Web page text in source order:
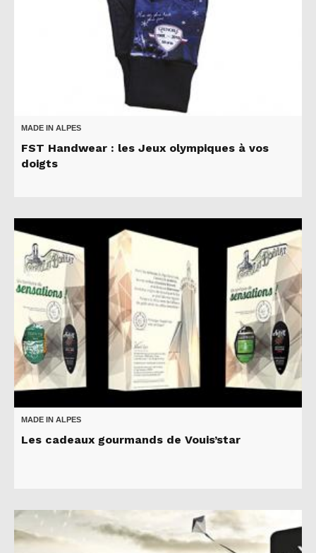
MADE IN ALPES
FST Handwear : les Jeux olympiques à vos
doigts
MADE IN ALPES
Les cadeaux gourmands de Vouis’star